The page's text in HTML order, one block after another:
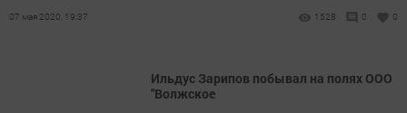
07 мая 2020, 19:37 1528 0 0
Ильдус Зарипов побывал на полях ООО
"Волжское